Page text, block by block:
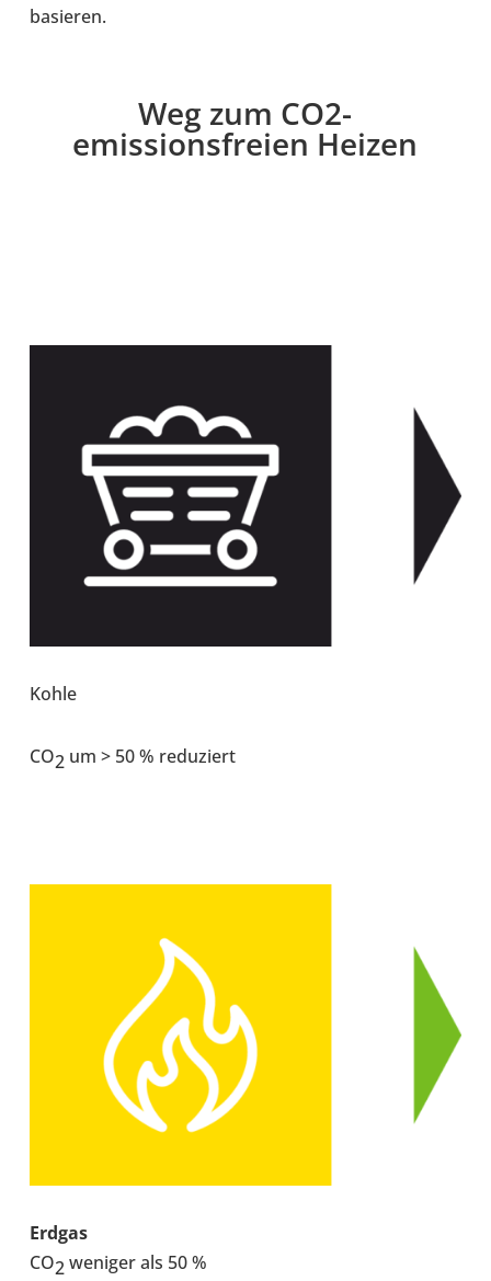
basie­ren.
Weg zum CO2-​
emissionsfreien Heizen
Kohle
CO2 um > 50 % redu­ziert
Erdgas
CO2weniger als 50 %